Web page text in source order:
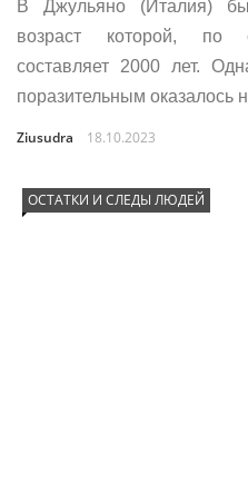
В Джульяно (Италия)
возраст которой, по
составляет 2000 лет.
поразительным оказалось
Ziusudra 18.10.2023
ОСТАТКИ И СЛЕДЫ ЛЮДЕЙ